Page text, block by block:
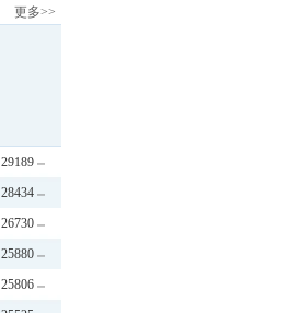
更多>>
29189
28434
26730
25880
25806